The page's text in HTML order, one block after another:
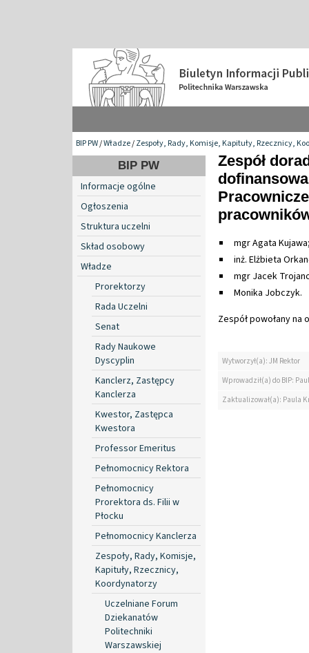
BIP PW/Władze/Zespoły, Rady, Komisje, Kapituły, Rzecznicy,
BIP PW
Informacje ogólne
Ogłoszenia
Struktura uczelni
Skład osobowy
Władze
Prorektorzy
Rada Uczelni
Senat
Rady Naukowe
Dyscyplin
Kanclerz, Zastępcy
Kanclerza
Kwestor, Zastępca
Kwestora
Professor Emeritus
Pełnomocnicy Rektora
Pełnomocnicy
Prorektora ds. Filii w
Płocku
Pełnomocnicy Kanclerza
Zespoły, Rady, Komisje,
Kapituły, Rzecznicy,
Koordynatorzy
Uczelniane Forum
Dziekanatów
Politechniki
Warszawskiej
Zespół
mgr Agata
inż. Elżbieta
mgr Jacek
Monika Jobczyk.
Zespół powołany na
Wytworzył(a): JM Rektor
Wprowadził(a) do BIP:
Zaktualizował(a): Paula